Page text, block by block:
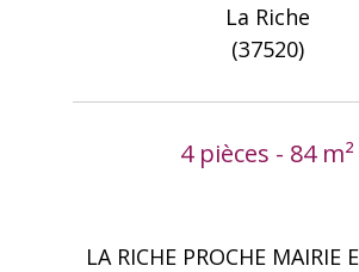
La Riche
(37520)
4 pièces - 84 m²
LA RICHE PROCHE MAIRIE